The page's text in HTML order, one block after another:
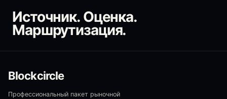
Источник. Оценка.
Маршрутизация.
Blockcircle
Профессиональный пакет рыночной